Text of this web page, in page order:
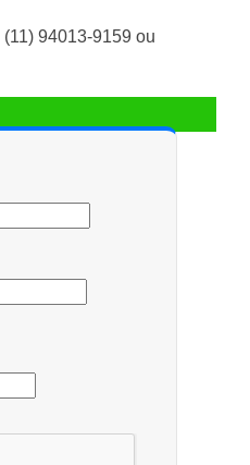
(11) 94013-9159 ou